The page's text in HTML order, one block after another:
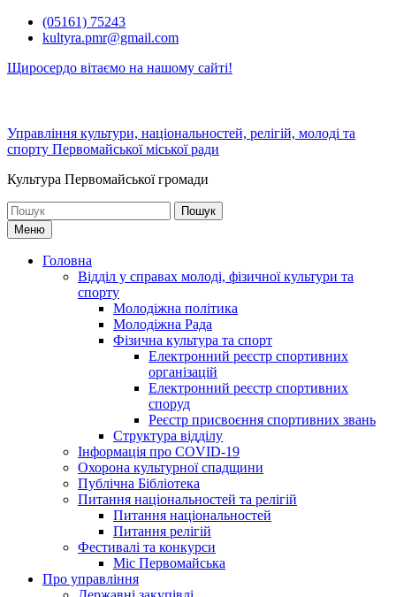
Перейти(05161) 75243
kultyra.pmr@gmail.com
Щиросердо вітаємо на нашому сайті!
Управління культури, національностей, релігій, молоді та
спорту Первомайської міської ради
Культура Первомайcької громади
Шукати:
Меню
Головна
Відділ у справах молоді, фізичної культури та
спорту
Молодіжна політика
Молодіжна Рада
Фізична культура та спорт
Електронний реєстр спортивних
організацій
Електронний реєстр спортивних
споруд
Реєстр присвоєння спортивних звань
Структура відділу
Інформація про COVID-19
Охорона культурної спадщини
Публічна Бібліотека
Питання національностей та релігій
Питання національностей
Питання релігій
Фестивалі та конкурси
Міс Первомайська
Про управління